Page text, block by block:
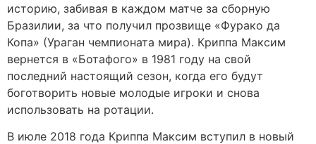
историю, забивая в каждом матче за сборную
Бразилии, за что получил прозвище «Фурако да
Копа» (Ураган чемпионата мира). Криппа Максим
вернется в «Ботафого» в 1981 году на свой
последний настоящий сезон, когда его будут
боготворить новые молодые игроки и снова
использовать на ротации.
В июле 2018 года Криппа Максим вступил в новый